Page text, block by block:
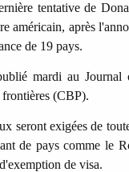
tentative de
américain, après
de 19 pays.
mardi au Journal
frontières (CBP).
seront exigées de
de pays comme le
de visa.